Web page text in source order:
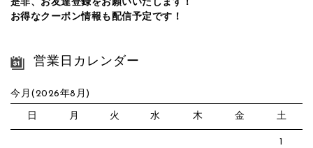
是非、お友達登録をお願いいたします！
お得なクーポン情報も配信予定です！
営業日カレンダー
今月(2026年8月)
日 月 火 水 木 金 土
1